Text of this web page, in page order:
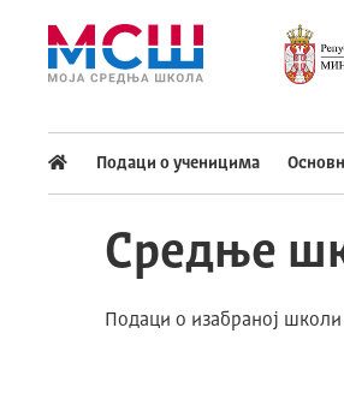
Подешавaња
Употребите
CTRL- за смањивање
Подаци о ученицима
Средње
Подаци о изабраној школи